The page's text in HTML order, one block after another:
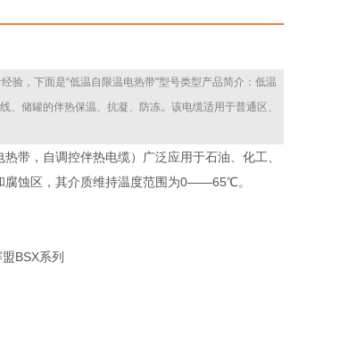
验，下面是“低温自限温电热带"型号类型产品简介：低温
储罐的伴热保温、抗凝、防冻。该电缆适用于普通区、
热带，自调控伴热电缆）广泛应用于石油、化工、
腐蚀区，其介质维持温度范围为0——65℃。
BSX系列